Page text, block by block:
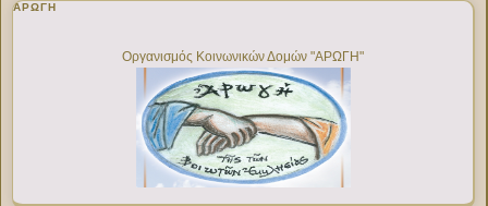
ΑΡΩΓΗ
Οργανισμός Κοινωνικών Δομών "ΑΡΩΓΗ"